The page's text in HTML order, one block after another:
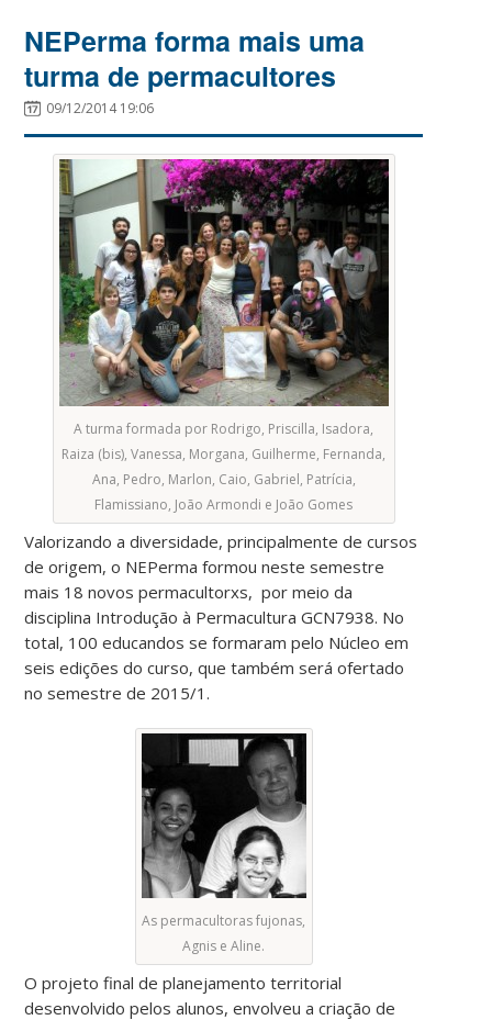
NEPerma forma mais uma
turma de permacultores
09/12/2014 19:06
A turma formada por Rodrigo, Priscilla, Isadora,
Raiza (bis), Vanessa, Morgana, Guilherme, Fernanda,
Ana, Pedro, Marlon, Caio, Gabriel, Patrícia,
Flamissiano, João Armondi e João Gomes
Valorizando a diversidade, principalmente de cursos
de origem, o NEPerma formou neste semestre
mais 18 novos permacultorxs, por meio da
disciplina Introdução à Permacultura GCN7938. No
total, 100 educandos se formaram pelo Núcleo em
seis edições do curso, que também será ofertado
no semestre de 2015/1.
As permacultoras fujonas,
Agnis e Aline.
O projeto final de planejamento territorial
desenvolvido pelos alunos, envolveu a criação de